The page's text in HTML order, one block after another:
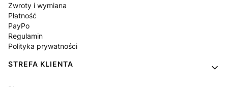
Zwroty i wymiana
Płatność
PayPo
Regulamin
Polityka prywatności
STREFA KLIENTA